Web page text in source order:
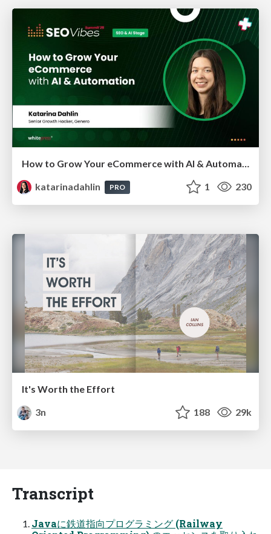
How to Grow Your eCommerce with AI & Automation
katarinadahlin
PRO 1 230
It's Worth the Effort
3n
188 29k
Transcript
Javaに鉄道指向プログラミング (Railway